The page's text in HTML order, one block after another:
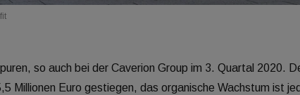
so auch bei der Caverion Group im 3. Quartal 2020.
Millionen Euro gestiegen, das organische Wachstum ist